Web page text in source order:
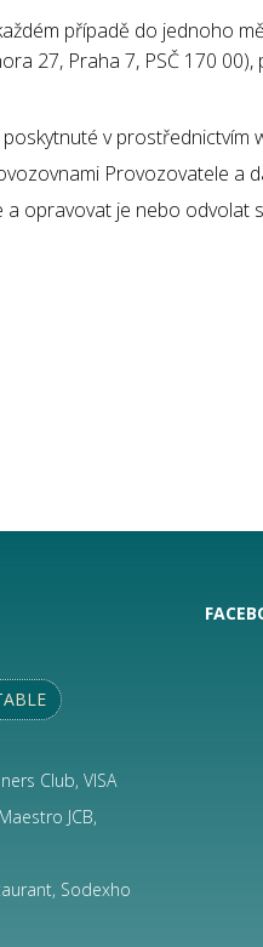
případě do jednoho
27, Praha 7, PSČ 170
v prostřednictvím
Provozovatele a
opravovat je nebo odvolat
Club, VISA
JCB,
Sodexho